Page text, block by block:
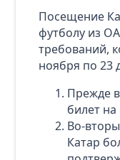
Посещение
футболу из
требований,
ноября по 23
Прежде
билет на
Во-
Катар